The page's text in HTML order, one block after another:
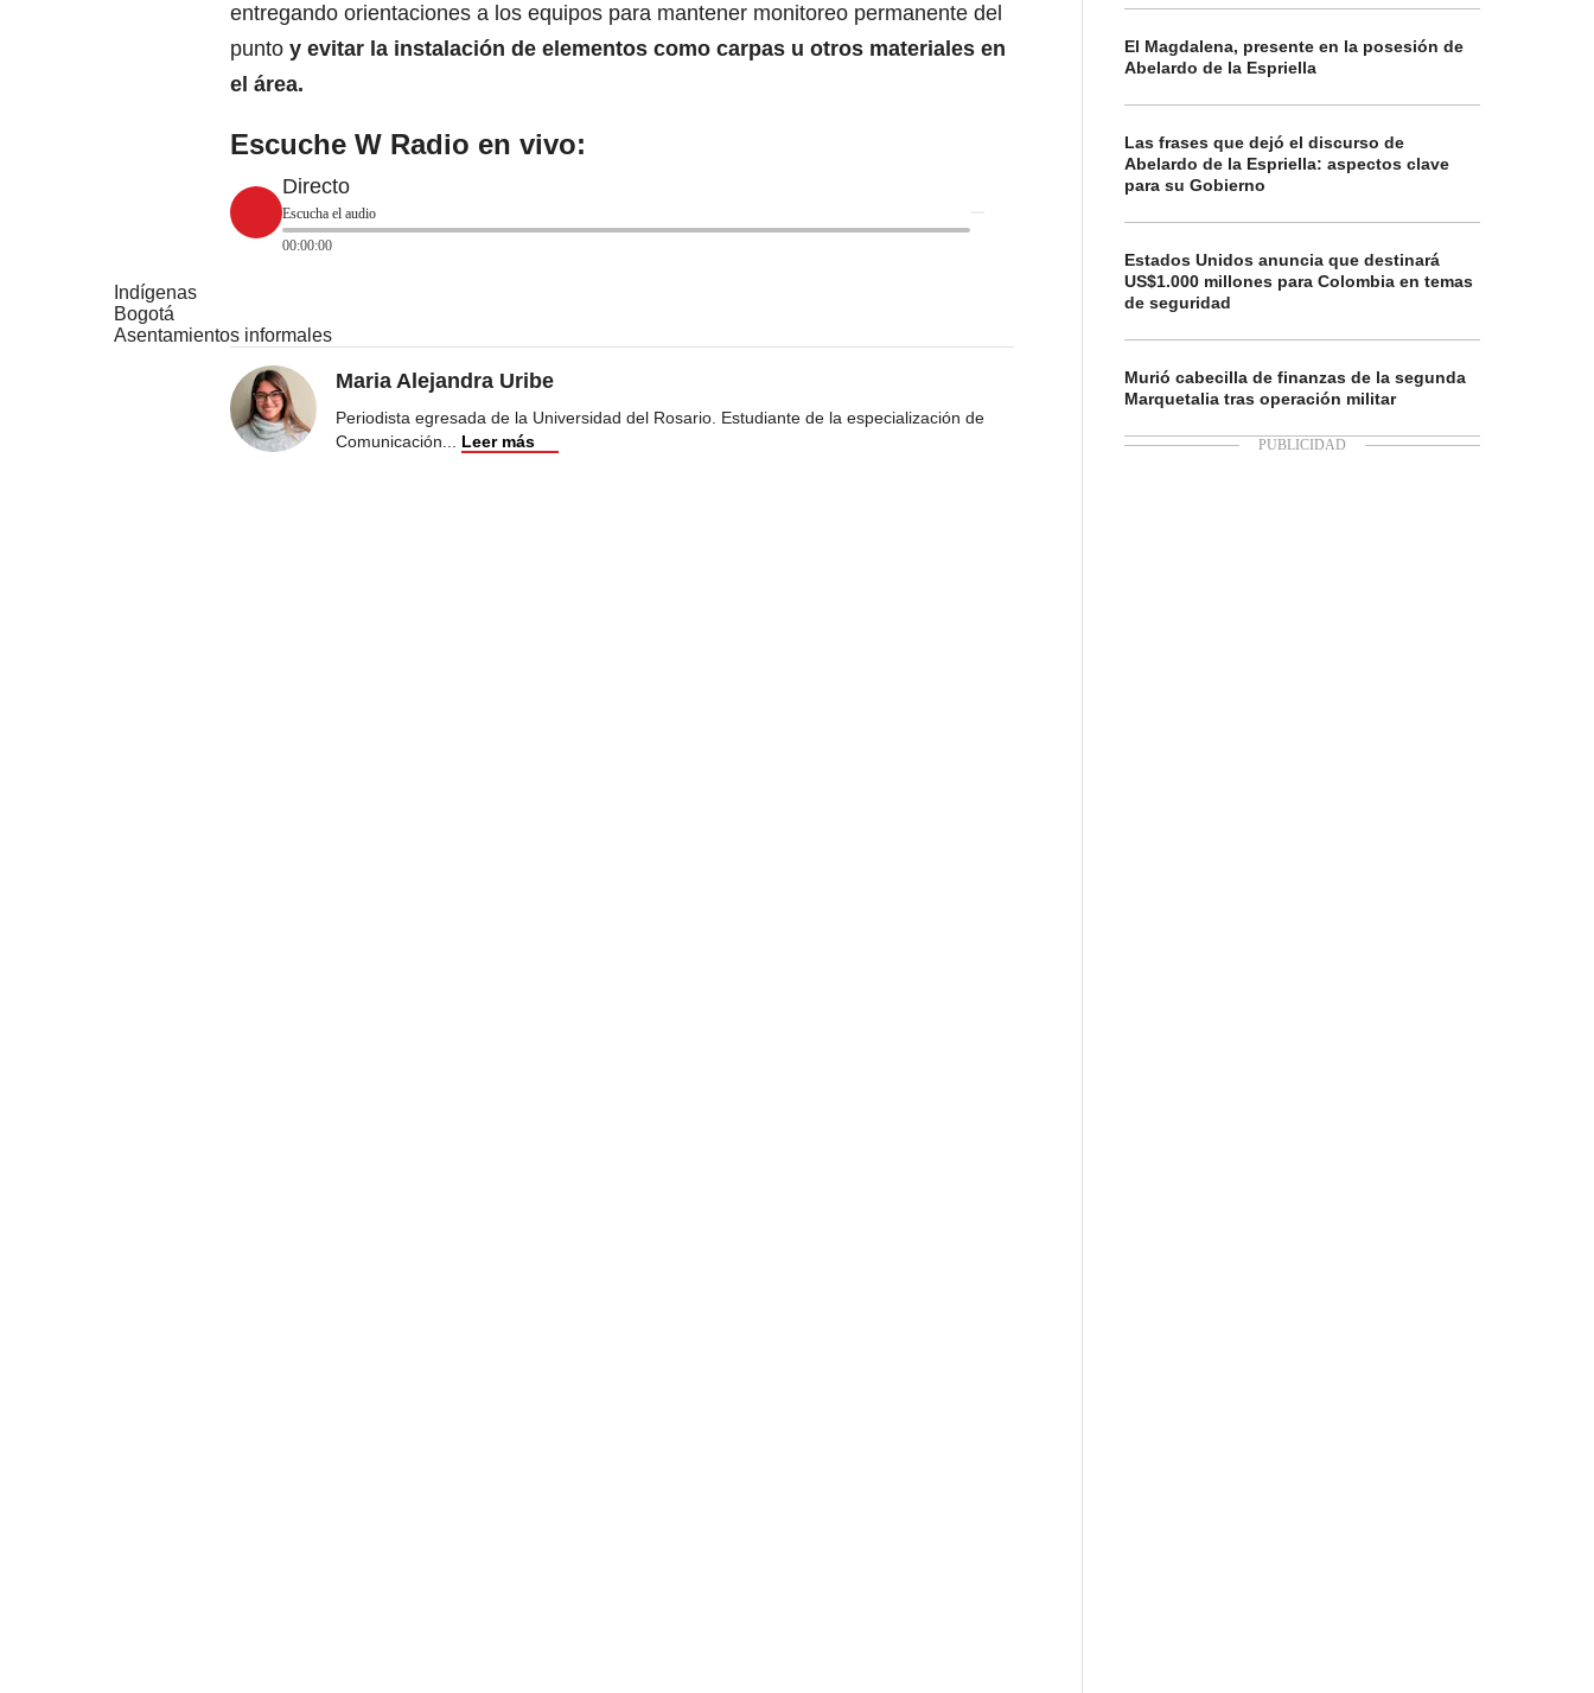
entregando orientaciones a los equipos para mantener monitoreo permanente del
punto y evitar la instalación de elementos como carpas u otros materiales en
el área.
Escuche W Radio en vivo:
Directo
Escucha el audio
00:00:00
Indígenas
Bogotá
Asentamientos informales
Maria Alejandra Uribe
Periodista egresada de la Universidad del Rosario. Estudiante de la especialización de
Comunicación... Leer más
El Magdalena, presente en la posesión de
Abelardo de la Espriella
Las frases que dejó el discurso de
Abelardo de la Espriella: aspectos clave
para su Gobierno
Estados Unidos anuncia que destinará
US$1.000 millones para Colombia en temas
de seguridad
Murió cabecilla de finanzas de la segunda
Marquetalia tras operación militar